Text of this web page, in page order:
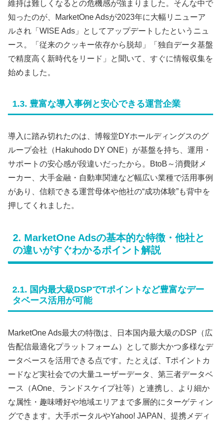
維持は難しくなるとの危機感が強まりました。そんな中で
知ったのが、MarketOne Adsが2023年に大幅リニューア
ルされ「WISE Ads」としてアップデートしたというニュ
ース。「従来のクッキー依存から脱却」「独自データ基盤
で精度高く新時代をリード」と聞いて、すぐに情報収集を
始めました。
1.3. 豊富な導入事例と安心できる運営企業
導入に踏み切れたのは、博報堂DYホールディングスのグ
ループ会社（Hakuhodo DY ONE）が基盤を持ち、運用・
サポートの安心感が段違いだったから。BtoB～消費財メ
ーカー、大手金融・自動車関連など幅広い業種で活用事例
があり、信頼できる運営母体や他社の“成功体験”も背中を
押してくれました。
2. MarketOne Adsの基本的な特徴・他社と
の違いがすぐわかるポイント解説
2.1. 国内最大級DSPでTポイントなど豊富なデー
タベース活用が可能
MarketOne Ads最大の特徴は、日本国内最大級のDSP（広
告配信最適化プラットフォーム）として膨大かつ多様なデ
ータベースを活用できる点です。たとえば、Tポイントカ
ードなど実社会での大量ユーザーデータ、第三者データベ
ース（AOne、ランドスケイプ社等）と連携し、より細か
な属性・趣味嗜好や地域エリアまで多層的にターゲティン
グできます。大手ポータルやYahoo! JAPAN、提携メディ